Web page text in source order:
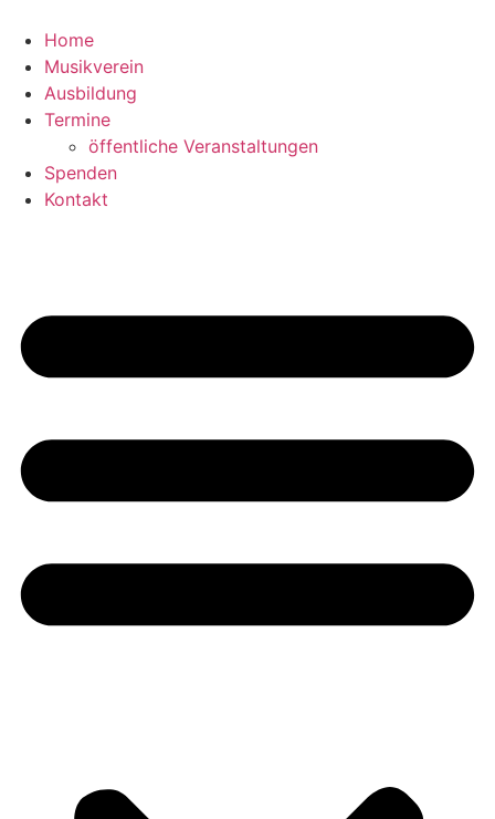
Inhalt
springen
Home
Musikverein
Ausbildung
Termine
öffentliche Veranstaltungen
Spenden
Kontakt